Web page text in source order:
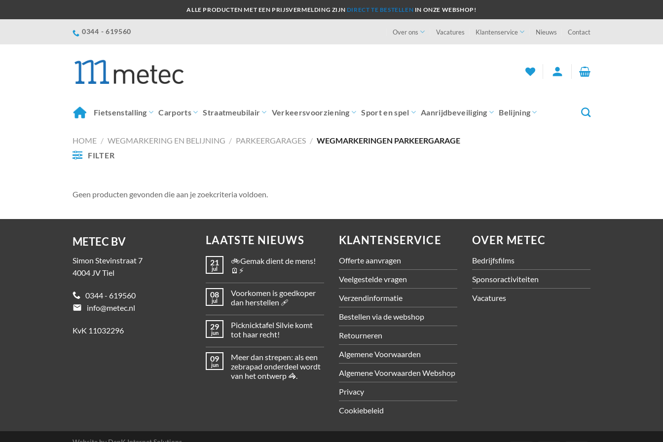
naar
ALLE PRODUCTEN MET EEN PRIJSVERMELDING ZIJN DIRECT TE BESTELLEN IN ONZE WEBSHOP!
0344 - 619560 Over ons Vacatures Klantenservice Nieuws Contact
person
Fietsenstalling Carports Straatmeubilair Verkeersvoorziening Sport en spel Aanrijdbeveiliging Belijning
HOME / WEGMARKERING EN BELIJNING / PARKEERGARAGES / WEGMARKERINGEN PARKEERGARAGE
FILTER
Geen producten gevonden die aan je zoekcriteria voldoen.
METEC BV
Simon Stevinstraat 7
4004 JV Tiel
0344 - 619560
email
info@metec.nl
KvK 11032296
LAATSTE NIEUWS
21
jul
🚲Gemak dient de mens!
🪫⚡
08
jul
Voorkomen is goedkoper
dan herstellen 🩹
29
jun
Picknicktafel Silvie komt
tot haar recht!
09
jun
Meer dan strepen: als een
zebrapad onderdeel wordt
van het ontwerp 🦓.
KLANTENSERVICE
Offerte aanvragen
Veelgestelde vragen
Verzendinformatie
Bestellen via de webshop
Retourneren
Algemene Voorwaarden
Algemene Voorwaarden Webshop
Privacy
Cookiebeleid
OVER METEC
Bedrijfsfilms
Sponsoractiviteiten
Vacatures